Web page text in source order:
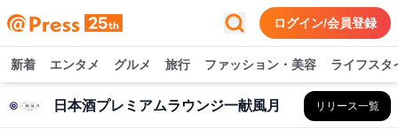
ログイン/会員登録
新着 エンタメ グルメ 旅行 ファッション・美容 ライフスタ
日本酒プレミアムラウンジ一献風月 リリース一覧